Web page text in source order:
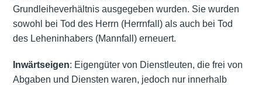
Grundleiheverhältnis ausgegeben wurden. Sie wurden
sowohl bei Tod des Herrn (Herrnfall) als auch bei Tod
des Leheninhabers (Mannfall) erneuert.
Inwärtseigen: Eigengüter von Dienstleuten, die frei von
Abgaben und Diensten waren, jedoch nur innerhalb